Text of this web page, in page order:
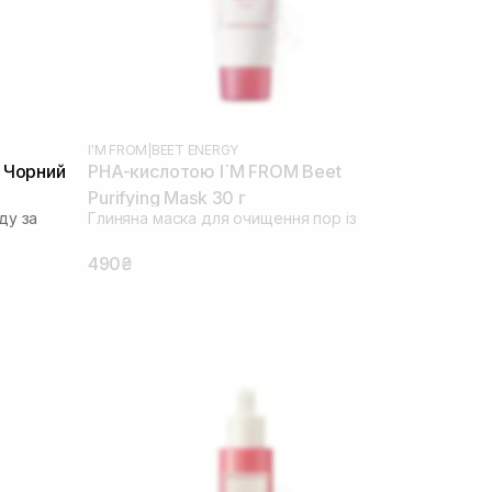
Чорний
за
I'M FROM BEET ENERGY
PHA-кислотою I`M FROM Beet
Purifying Mask 30 г
Глиняна маска для очищення пор із
490₴